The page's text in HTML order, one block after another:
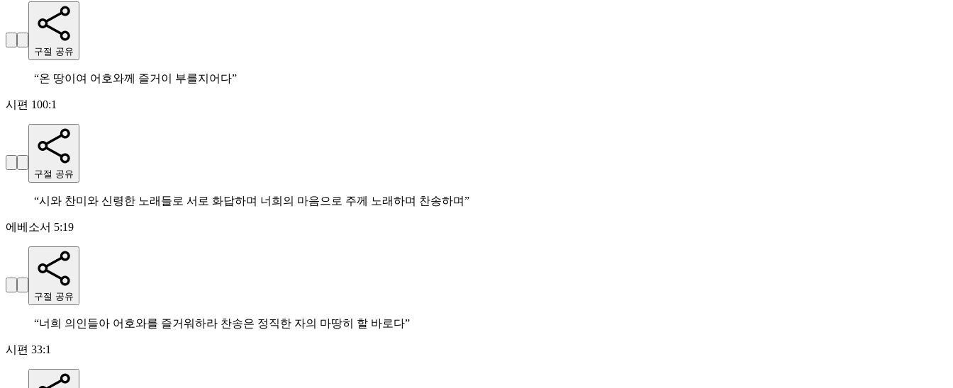
구절 공유
“온 땅이여 어호와께 즐거이 부를지어다”
시편 100:1
구절 공유
“시와 찬미와 신령한 노래들로 서로 화답하며 너희의 마음으로 주께 노래하며 찬송하며”
에베소서 5:19
구절 공유
“너희 의인들아 어호와를 즐거워하라 찬송은 정직한 자의 마땅히 할 바로다”
시편 33:1